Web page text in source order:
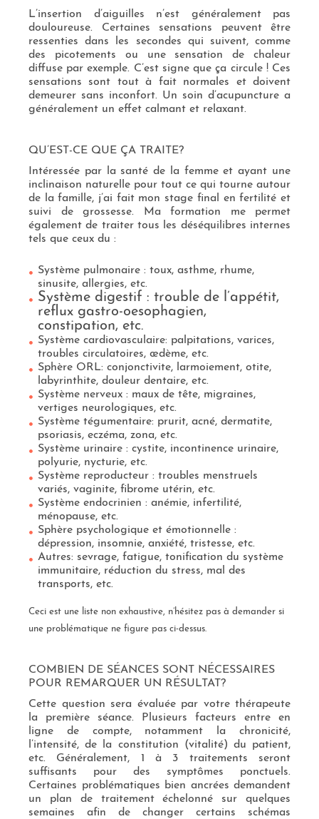
L’insertion d’aiguilles n’est généralement pas
douloureuse. Certaines sensations peuvent être
ressenties dans les secondes qui suivent, comme
des picotements ou une sensation de chaleur
diffuse par exemple. C’est signe que ça circule ! Ces
sensations sont tout à fait normales et doivent
demeurer sans inconfort. Un soin d’acupuncture a
généralement un effet calmant et relaxant.
QU’EST-CE QUE ÇA TRAITE?
Intéressée par la santé de la femme et ayant une
inclinaison naturelle pour tout ce qui tourne autour
de la famille, j’ai fait mon stage final en fertilité et
suivi de grossesse. Ma formation me permet
également de traiter tous les déséquilibres internes
tels que ceux du :
Système pulmonaire : toux, asthme, rhume,
sinusite, allergies, etc.
Système digestif : trouble de l’appétit,
reflux gastro-oesophagien,
constipation, etc.
Système cardiovasculaire: palpitations, varices,
troubles circulatoires, œdème, etc.
Sphère ORL: conjonctivite, larmoiement, otite,
labyrinthite, douleur dentaire, etc.
Système nerveux : maux de tête, migraines,
vertiges neurologiques, etc.
Système tégumentaire: prurit, acné, dermatite,
psoriasis, eczéma, zona, etc.
Système urinaire : cystite, incontinence urinaire,
polyurie, nycturie, etc.
Système reproducteur : troubles menstruels
variés, vaginite, fibrome utérin, etc.
Système endocrinien : anémie, infertilité,
ménopause, etc.
Sphère psychologique et émotionnelle :
dépression, insomnie, anxiété, tristesse, etc.
Autres: sevrage, fatigue, tonification du système
immunitaire, réduction du stress, mal des
transports, etc.
Ceci est une liste non exhaustive, n’hésitez pas à demander si
une problématique ne figure pas ci-dessus.
COMBIEN DE SÉANCES SONT NÉCESSAIRES
POUR REMARQUER UN RÉSULTAT?
Cette question sera évaluée par votre thérapeute
la première séance. Plusieurs facteurs entre en
ligne de compte, notamment la chronicité,
l’intensité, de la constitution (vitalité) du patient,
etc. Généralement, 1 à 3 traitements seront
suffisants pour des symptômes ponctuels.
Certaines problématiques bien ancrées demandent
un plan de traitement échelonné sur quelques
semaines afin de changer certains schémas